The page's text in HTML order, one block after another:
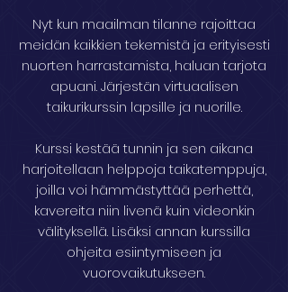
Nyt kun maailman tilanne rajoittaa
meidän kaikkien tekemistä ja erityisesti
nuorten harrastamista, haluan tarjota
apuani. Järjestän virtuaalisen
taikurikurssin lapsille ja nuorille.
Kurssi kestää tunnin ja sen aikana
harjoitellaan helppoja taikatemppuja,
joilla voi hämmästyttää perhettä,
kavereita niin livenä kuin videonkin
välityksellä. Lisäksi annan kurssilla
ohjeita esiintymiseen ja
vuorovaikutukseen.